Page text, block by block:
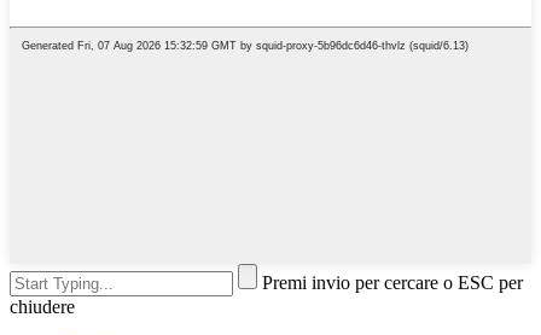
Premi invio per cercare o ESC per
chiudere